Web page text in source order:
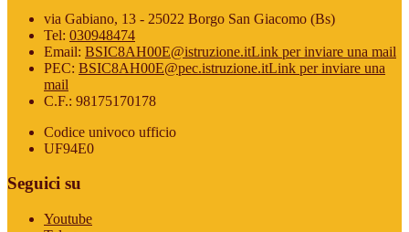
via Gabiano, 13 - 25022 Borgo San Giacomo (Bs)
Tel: 030948474
Email: BSIC8AH00E@istruzione.itLink per inviare una mail
PEC: BSIC8AH00E@pec.istruzione.itLink per inviare una
mail
C.F.: 98175170178
Codice univoco ufficio
UF94E0
Seguici su
Youtube